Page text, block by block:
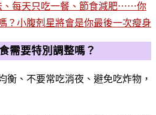
、每天只吃一餐、節食減肥⋯⋯你
？小腹剋星將會是你最後一次瘦身
需要特別調整嗎？
衡、不要常吃消夜、避免吃炸物，